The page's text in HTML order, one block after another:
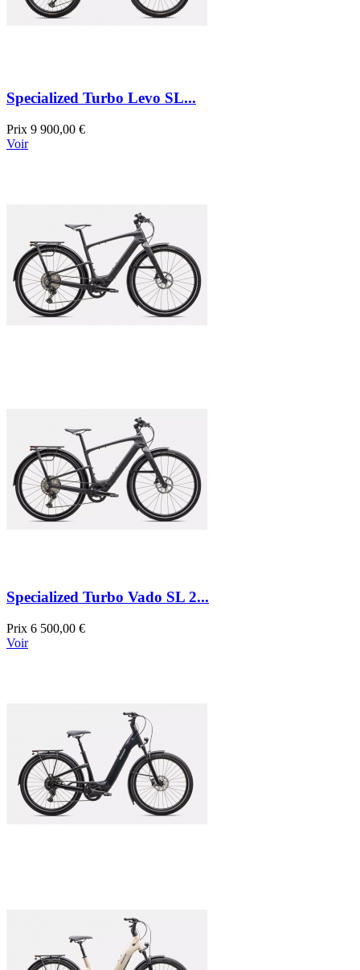
Specialized Turbo Levo SL...
Prix 9 900,00 €
Voir
Specialized Turbo Vado SL 2...
Prix 6 500,00 €
Voir